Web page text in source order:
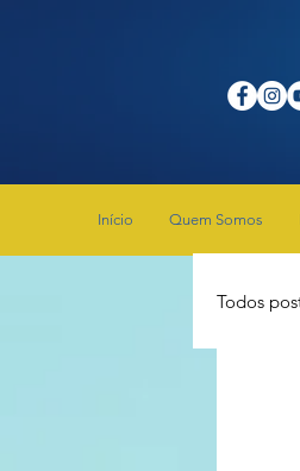
Início Quem Somos
Todos